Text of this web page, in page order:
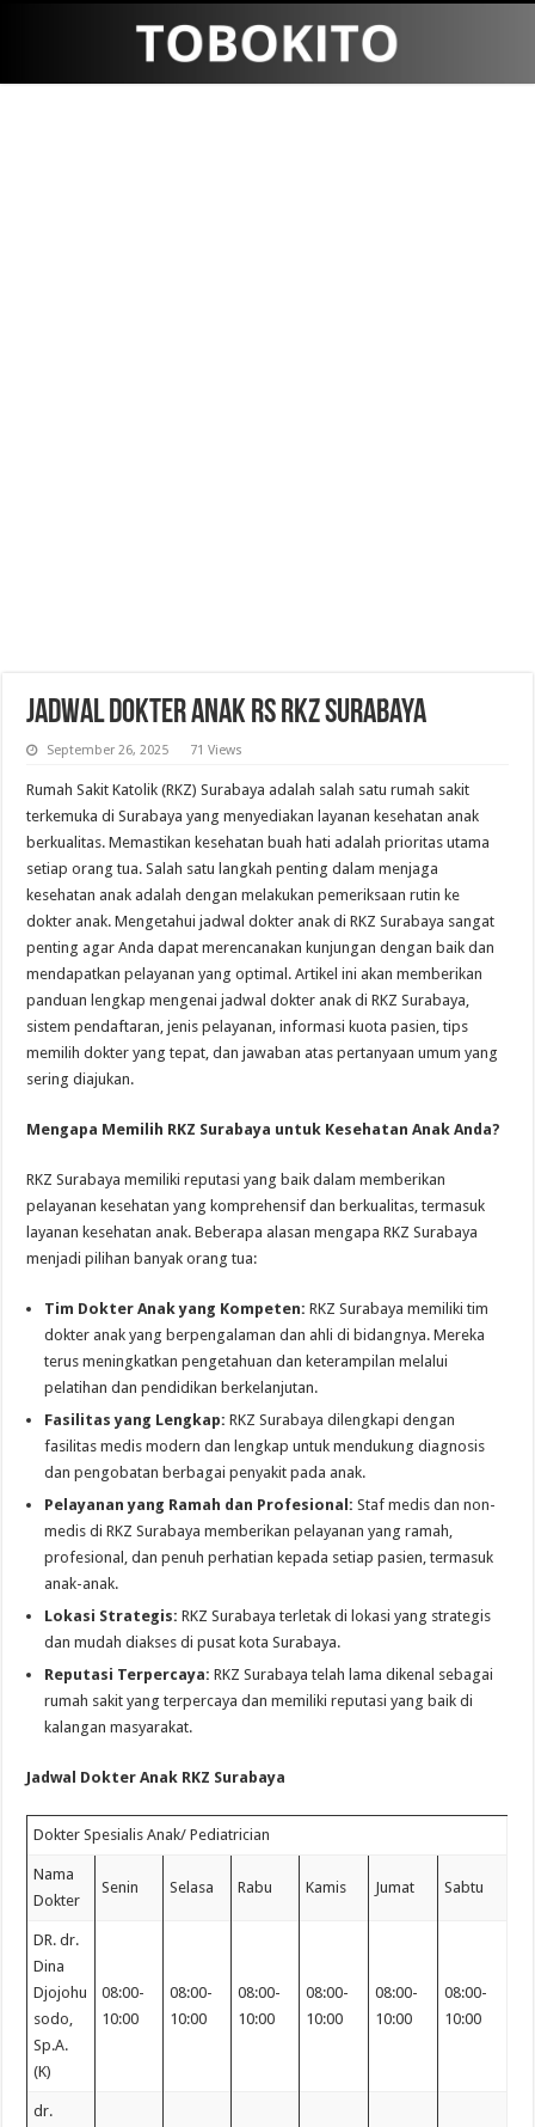
Jadwal Dokter Anak RS RKZ Surabaya
September 26, 2025 71 Views
Rumah Sakit Katolik (RKZ) Surabaya adalah salah satu rumah sakit
terkemuka di Surabaya yang menyediakan layanan kesehatan anak
berkualitas. Memastikan kesehatan buah hati adalah prioritas utama
setiap orang tua. Salah satu langkah penting dalam menjaga
kesehatan anak adalah dengan melakukan pemeriksaan rutin ke
dokter anak. Mengetahui jadwal dokter anak di RKZ Surabaya sangat
penting agar Anda dapat merencanakan kunjungan dengan baik dan
mendapatkan pelayanan yang optimal. Artikel ini akan memberikan
panduan lengkap mengenai jadwal dokter anak di RKZ Surabaya,
sistem pendaftaran, jenis pelayanan, informasi kuota pasien, tips
memilih dokter yang tepat, dan jawaban atas pertanyaan umum yang
sering diajukan.
Mengapa Memilih RKZ Surabaya untuk Kesehatan Anak Anda?
RKZ Surabaya memiliki reputasi yang baik dalam memberikan
pelayanan kesehatan yang komprehensif dan berkualitas, termasuk
layanan kesehatan anak. Beberapa alasan mengapa RKZ Surabaya
menjadi pilihan banyak orang tua:
Tim Dokter Anak yang Kompeten: RKZ Surabaya memiliki tim
dokter anak yang berpengalaman dan ahli di bidangnya. Mereka
terus meningkatkan pengetahuan dan keterampilan melalui
pelatihan dan pendidikan berkelanjutan.
Fasilitas yang Lengkap: RKZ Surabaya dilengkapi dengan
fasilitas medis modern dan lengkap untuk mendukung diagnosis
dan pengobatan berbagai penyakit pada anak.
Pelayanan yang Ramah dan Profesional: Staf medis dan non-
medis di RKZ Surabaya memberikan pelayanan yang ramah,
profesional, dan penuh perhatian kepada setiap pasien, termasuk
anak-anak.
Lokasi Strategis: RKZ Surabaya terletak di lokasi yang strategis
dan mudah diakses di pusat kota Surabaya.
Reputasi Terpercaya: RKZ Surabaya telah lama dikenal sebagai
rumah sakit yang terpercaya dan memiliki reputasi yang baik di
kalangan masyarakat.
Jadwal Dokter Anak RKZ Surabaya
Dokter Spesialis Anak/ Pediatrician
Nama
Dokter
Senin Selasa Rabu Kamis Jumat Sabtu
DR. dr.
Dina
Djojohu
sodo,
Sp.A.
(K)
08:00-
10:00
08:00-
10:00
08:00-
10:00
08:00-
10:00
08:00-
10:00
08:00-
10:00
dr.